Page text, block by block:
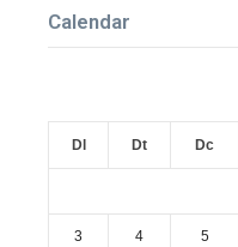
Calendar
Dl Dt Dc
3 4 5